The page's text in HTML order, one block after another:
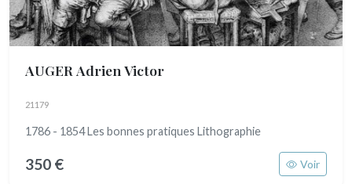
AUGER Adrien Victor
21179
1786 - 1854 Les bonnes pratiques Lithographie
350 € Voir